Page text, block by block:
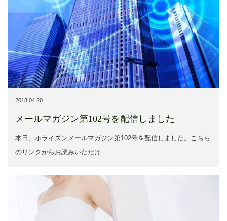
2018.04.20
メールマガジン第102号を配信しました
本日、ホライズンメールマガジン第102号を配信しました。こちら
のリンクからお読みいただけ…